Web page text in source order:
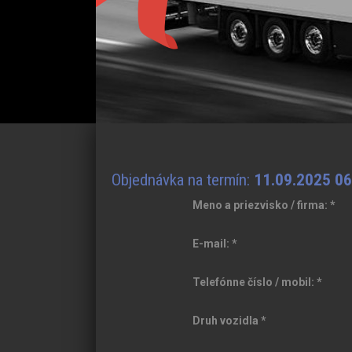
Objednávka na termín: 11.09.2025
Meno a priezvisko / firma: *
E-mail: *
Telefónne číslo / mobil: *
Druh vozidla *